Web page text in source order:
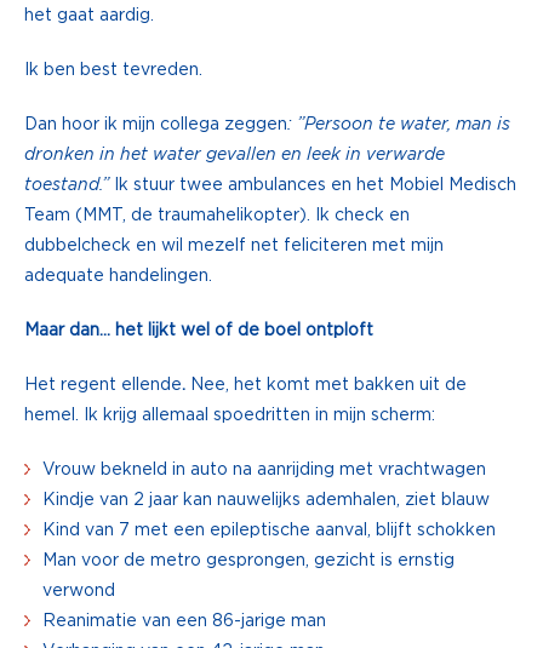
het gaat aardig.
Ik ben best tevreden.
Dan hoor ik mijn collega zeggen: ”Persoon te water, man is
dronken in het water gevallen en leek in verwarde
toestand.”Ik stuur twee ambulances en het Mobiel Medisch
Team (MMT, de traumahelikopter). Ik check en
dubbelcheck en wil mezelf net feliciteren met mijn
adequate handelingen.
Maar dan… het lijkt wel of de boel ontploft
Het regent ellende. Nee, het komt met bakken uit de
hemel. Ik krijg allemaal spoedritten in mijn scherm:
Vrouw bekneld in auto na aanrijding met vrachtwagen
Kindje van 2 jaar kan nauwelijks ademhalen, ziet blauw
Kind van 7 met een epileptische aanval, blijft schokken
Man voor de metro gesprongen, gezicht is ernstig
verwond
Reanimatie van een 86-jarige man